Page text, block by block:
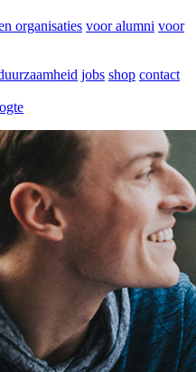
organisaties voor alumni voor
jobs shop contact